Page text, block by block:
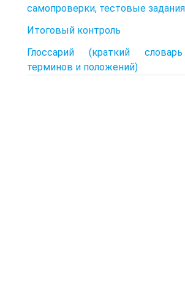
самопроверки, тестовые
Итоговый контроль
Глоссарий (краткий
терминов и положений)